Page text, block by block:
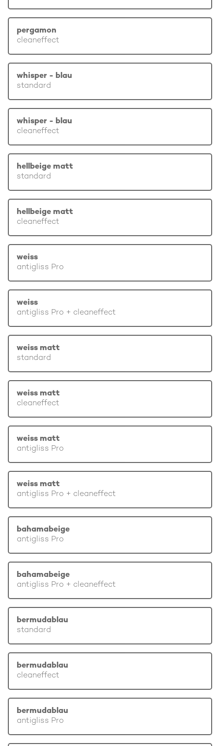
pergamon
cleaneffect
whisper - blau
standard
whisper - blau
cleaneffect
hellbeige matt
standard
hellbeige matt
cleaneffect
weiss
antigliss Pro
weiss
antigliss Pro + cleaneffect
weiss matt
standard
weiss matt
cleaneffect
weiss matt
antigliss Pro
weiss matt
antigliss Pro + cleaneffect
bahamabeige
antigliss Pro
bahamabeige
antigliss Pro + cleaneffect
bermudablau
standard
bermudablau
cleaneffect
bermudablau
antigliss Pro